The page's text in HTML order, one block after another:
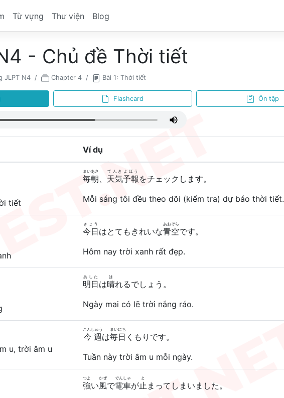
Từ vựng Thư viện Blog
- Chủ đề Thời tiết
JLPT N4 Chapter 4 Bài 1: Thời tiết
Flashcard Ôn tập
Ví dụ
tiết
毎朝
まいあさ
、 天気
てんき
予報
よほう
をチェックします。
Mỗi sáng tôi đều theo dõi (kiểm tra) dự báo thời tiết.
今日
きょう
はとてもきれいな青空
あおぞら
です。
Hôm nay trời xanh rất đẹp.
明日
あした
は晴
は
れるでしょう。
Ngày mai có lẽ trời nắng ráo.
u, trời âm u
今週
こんしゅう
は毎日
まいにち
くもりです。
Tuần này trời âm u mỗi ngày.
強
つよ
い風
かぜ
で電車
でんしゃ
が止
と
まってしまいました。